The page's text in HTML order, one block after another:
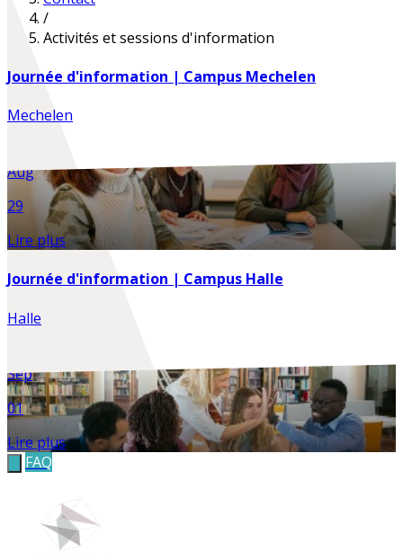
/
Activités et sessions d'information
Journée d'information | Campus Mechelen
Mechelen
Aug
29
Lire plus
Journée d'information | Campus Halle
Halle
Sep
01
Lire plus
FAQ